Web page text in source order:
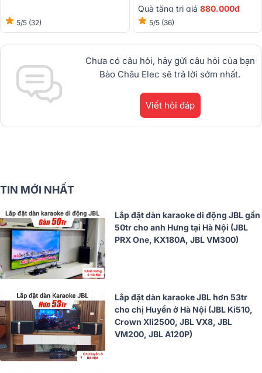
5/5 (32)
Quà tặng trị giá 880.000đ
5/5 (36)
Chưa có câu hỏi, hãy gửi câu hỏi của bạn
Bảo Châu Elec sẽ trả lời sớm nhất.
Viết hỏi đáp
TIN MỚI NHẤT
Lắp đặt dàn karaoke di động JBL gần
50tr cho anh Hưng tại Hà Nội (JBL
PRX One, KX180A, JBL VM300)
Lắp đặt dàn karaoke JBL hơn 53tr
cho chị Huyền ở Hà Nội (JBL Ki510,
Crown Xli2500, JBL VX8, JBL
VM200, JBL A120P)